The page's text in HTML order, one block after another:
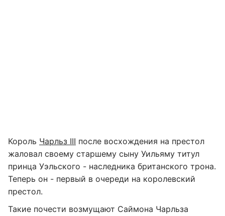
Король Чарльз III после восхождения на престол
жаловал своему старшему сыну Уильяму титул
принца Уэльского - наследника британского трона.
Теперь он - первый в очереди на королевский
престол.
Такие почести возмущают Саймона Чарльза